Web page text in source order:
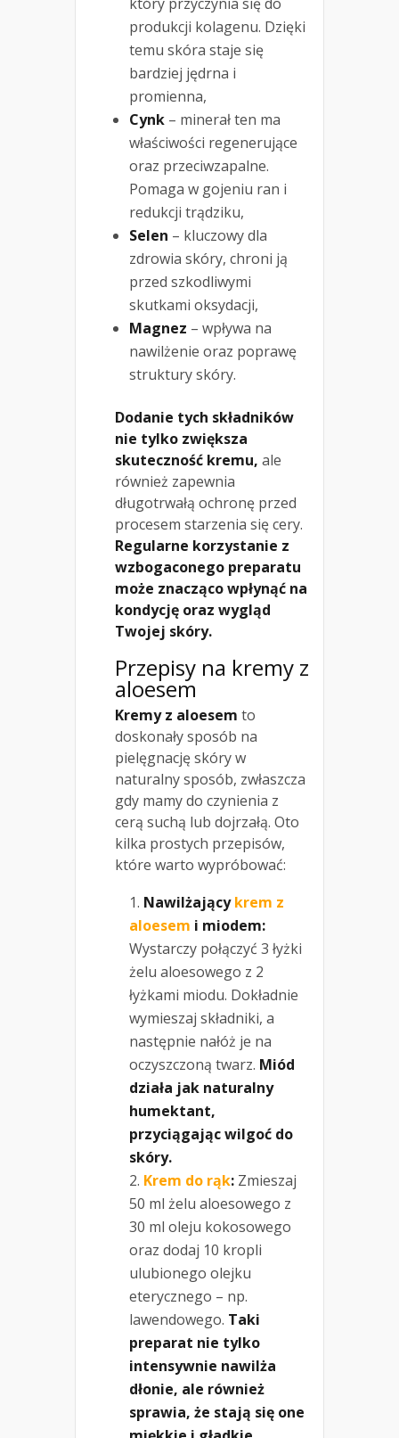
produkcji kolagenu. Dzięki
temu skóra staje się
bardziej jędrna i
promienna,
Cynk – minerał ten ma
właściwości regenerujące
oraz przeciwzapalne.
Pomaga w gojeniu ran i
redukcji trądziku,
Selen – kluczowy dla
zdrowia skóry, chroni ją
przed szkodliwymi
skutkami oksydacji,
Magnez – wpływa na
nawilżenie oraz poprawę
struktury skóry.
Dodanie tych składników
nie tylko zwiększa
skuteczność kremu, ale
również zapewnia
długotrwałą ochronę przed
procesem starzenia się cery.
Regularne korzystanie z
wzbogaconego preparatu
może znacząco wpłynąć na
kondycję oraz wygląd
Twojej skóry.
Przepisy na kremy z
aloesem
Kremy z aloesem to
doskonały sposób na
pielęgnację skóry w
naturalny sposób, zwłaszcza
gdy mamy do czynienia z
cerą suchą lub dojrzałą. Oto
kilka prostych przepisów,
które warto wypróbować:
Nawilżającykrem z
aloesem i miodem:
Wystarczy połączyć 3 łyżki
żelu aloesowego z 2
łyżkami miodu. Dokładnie
wymieszaj składniki, a
następnie nałóż je na
oczyszczoną twarz. Miód
działa jak naturalny
humektant,
przyciągając wilgoć do
skóry.
Krem do rąk: Zmieszaj
50 ml żelu aloesowego z
30 ml oleju kokosowego
oraz dodaj 10 kropli
ulubionego olejku
eterycznego – np.
lawendowego. Taki
preparat nie tylko
intensywnie nawilża
dłonie, ale również
sprawia, że stają się one